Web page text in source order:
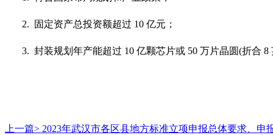
2. 固定资产总投资额超过 10 亿元；
3. 封装规划年产能超过 10 亿颗芯片或 50 万片晶圆(折合 8
上一篇> 2023年武汉市各区县地方标准立项申报总体要求、申